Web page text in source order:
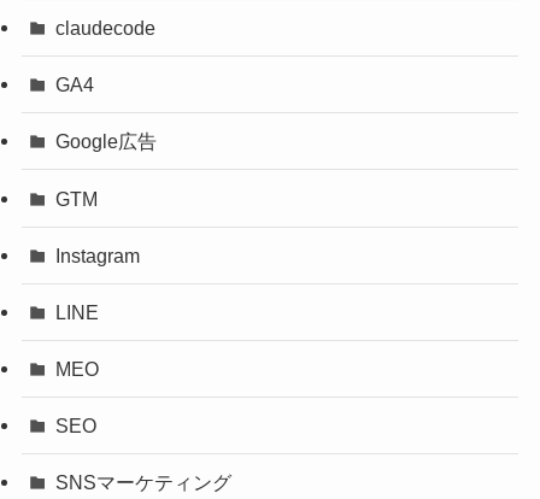
claudecode
GA4
Google広告
GTM
Instagram
LINE
MEO
SEO
SNSマーケティング